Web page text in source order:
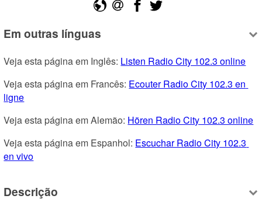
Em outras línguas
Veja esta página em Inglês: Listen Radio City 102.3 online
Veja esta página em Francês: Ecouter Radio City 102.3 en
ligne
Veja esta página em Alemão: Hören Radio City 102.3 online
Veja esta página em Espanhol: Escuchar Radio City 102.3
en vivo
Descrição